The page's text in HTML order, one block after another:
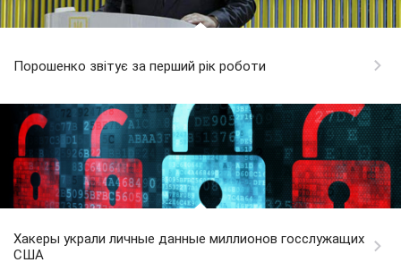
Порошенко звітує за перший рік роботи
Хакеры украли личные данные миллионов госслужащих
США